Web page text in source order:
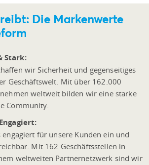
Die Markenwerte
Stark:
wir Sicherheit und gegenseitiges
Geschäftswelt. Mit über 162.000
weltweit bilden wir eine starke
Community.
engagiert für unsere Kunden ein und
Mit 162 Geschäftsstellen in
weltweiten Partnernetzwerk sind wir